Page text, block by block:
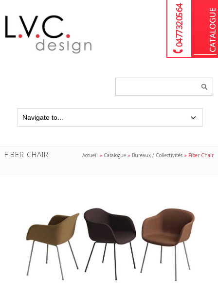
04 77 32 05 64
FIBER CHAIR Accueil » Catalogue » Bureaux / Collectivités » Fiber Chair